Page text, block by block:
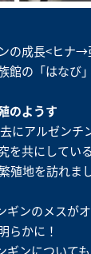
の成長<ヒナ
館の「はなび」
のようす
にアルゼンチ
を共にしてい
地を訪れまし
ギンのメスが
らかに！
ンについて